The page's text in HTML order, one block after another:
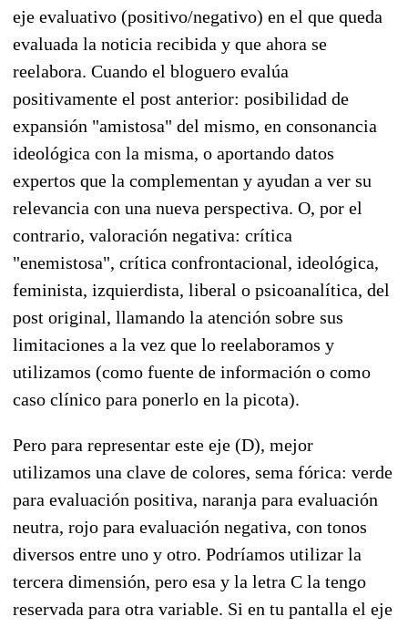
eje evaluativo (positivo/negativo) en el que queda
evaluada la noticia recibida y que ahora se
reelabora. Cuando el bloguero evalúa
positivamente el post anterior: posibilidad de
expansión "amistosa" del mismo, en consonancia
ideológica con la misma, o aportando datos
expertos que la complementan y ayudan a ver su
relevancia con una nueva perspectiva. O, por el
contrario, valoración negativa: crítica
"enemistosa", crítica confrontacional, ideológica,
feminista, izquierdista, liberal o psicoanalítica, del
post original, llamando la atención sobre sus
limitaciones a la vez que lo reelaboramos y
utilizamos (como fuente de información o como
caso clínico para ponerlo en la picota).
Pero para representar este eje (D), mejor
utilizamos una clave de colores, sema fórica: verde
para evaluación positiva, naranja para evaluación
neutra, rojo para evaluación negativa, con tonos
diversos entre uno y otro. Podríamos utilizar la
tercera dimensión, pero esa y la letra C la tengo
reservada para otra variable. Si en tu pantalla el eje